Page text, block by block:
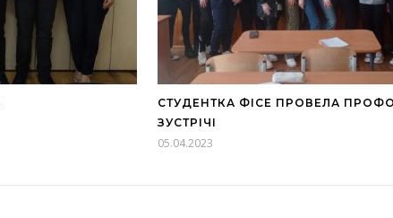
СТУДЕНТКА ФІСЕ ПРОВЕЛА
ЗУСТРІЧІ
05.04.2023